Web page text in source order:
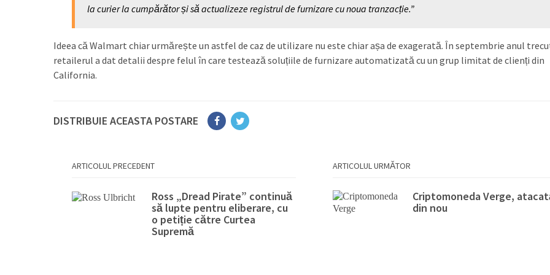
la curier la cumpărător și să actualizeze registrul de furnizare cu noua tranzacție.”
Ideea că Walmart chiar urmărește un astfel de caz de utilizare nu este chiar așa de exagerată. În septembrie anul
retailerul a dat detalii despre felul în care testează soluțiile de furnizare automatizată cu un grup limitat de clienți din
California.
DISTRIBUIE ACEASTA POSTARE
ARTICOLUL PRECEDENT
Ross „Dread Pirate” continuă
să lupte pentru eliberare, cu
o petiție către Curtea
Supremă
ARTICOLUL URMĂTOR
Criptomoneda Verge,
din nou